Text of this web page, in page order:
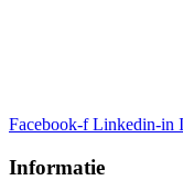
Facebook-f Linkedin-in
Informatie